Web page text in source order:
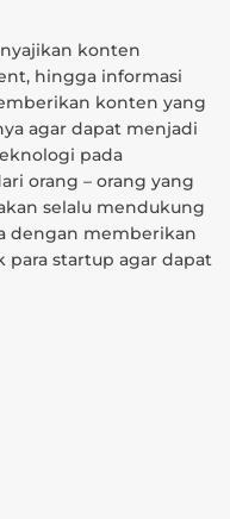
konten
hingga informasi
konten yang
agar dapat menjadi
pada
orang – orang yang
selalu mendukung
dengan memberikan
para startup agar dapat